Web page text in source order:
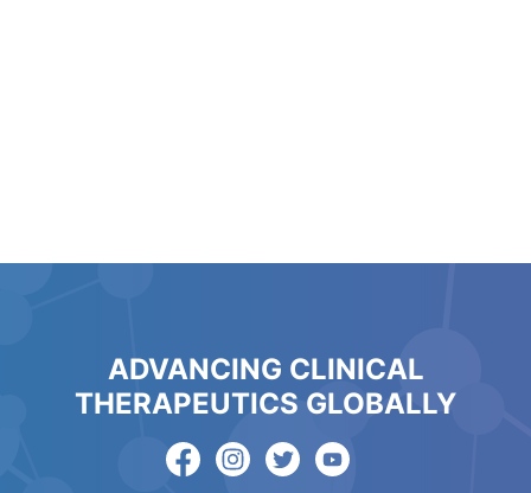
ADVANCING CLINICAL
THERAPEUTICS GLOBALLY